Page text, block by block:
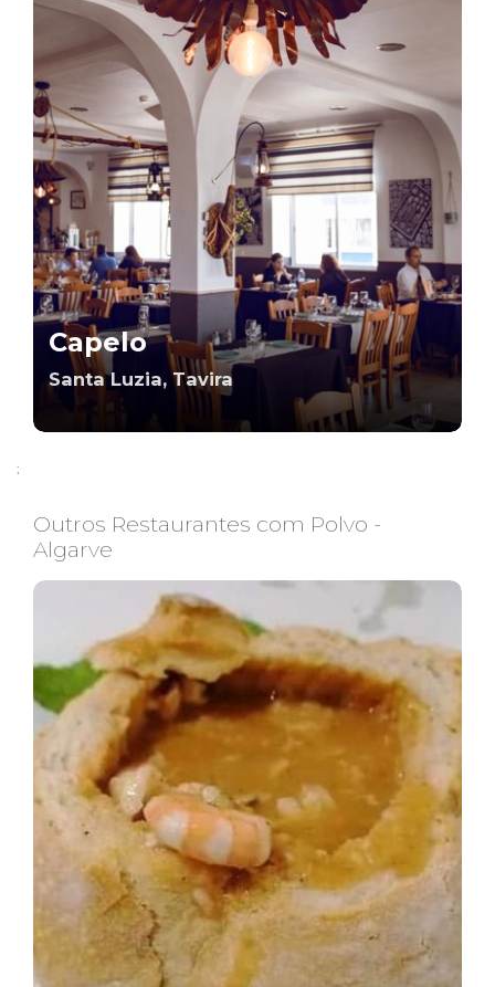
Capelo
Santa Luzia, Tavira
;
Outros Restaurantes com Polvo -
Algarve